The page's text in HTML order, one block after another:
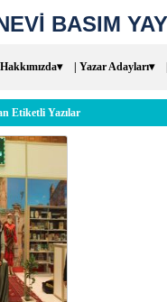
BASIM
| Hakkımızda▾ | Yazar Adayları▾
Etiketli Yazılar